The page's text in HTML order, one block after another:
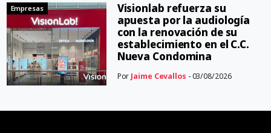
Empresas
Visionlab refuerza su
apuesta por la audiología
con la renovación de su
establecimiento en el C.C.
Nueva Condomina
Por Jaime Cevallos - 03/08/2026